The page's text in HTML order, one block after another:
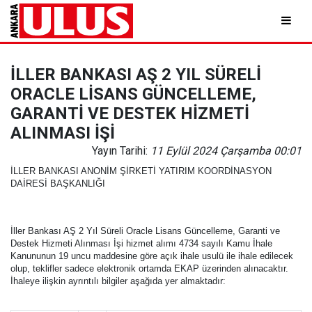
İLLER BANKASI AŞ 2 YIL SÜRELİ
ORACLE LİSANS GÜNCELLEME,
GARANTİ VE DESTEK HİZMETİ
ALINMASI İŞİ
Yayın Tarihi: 11 Eylül 2024 Çarşamba 00:01
İLLER BANKASI ANONİM ŞİRKETİ YATIRIM KOORDİNASYON
DAİRESİ BAŞKANLIĞI
İller Bankası AŞ 2 Yıl Süreli Oracle Lisans Güncelleme, Garanti ve
Destek Hizmeti Alınması İşi hizmet alımı 4734 sayılı Kamu İhale
Kanununun 19 uncu maddesine göre açık ihale usulü ile ihale edilecek
olup, teklifler sadece elektronik ortamda EKAP üzerinden alınacaktır.
İhaleye ilişkin ayrıntılı bilgiler aşağıda yer almaktadır: